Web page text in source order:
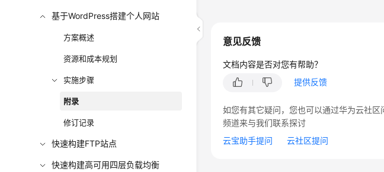
基于WordPress搭建个人网站
方案概述
资源和成本规划
实施步骤
附录
修订记录
快速构建FTP站点
快速构建高可用四层负载均衡
意见反馈
文档内容是否对您有帮助？
提供反馈
如您有其它疑问，您也可以通过华为云社区
频道来与我们联系探讨
云宝助手提问
云社区提问